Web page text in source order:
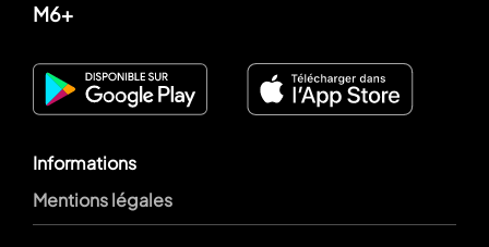
M6+
Informations
Mentions légales